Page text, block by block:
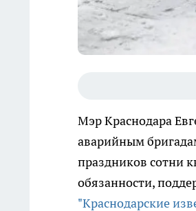
Мэр Краснодара
аварийным
праздников сотни
обязанности,
"Краснодарские